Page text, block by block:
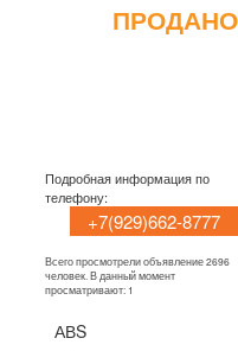
ПРОДАНО
Подробная информация по
телефону:
+7(929)662-8777
Всего просмотрели объявление 2696
человек. В данный момент
просматривают: 1
АВS